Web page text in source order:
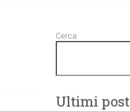
Cerca
Ultimi post